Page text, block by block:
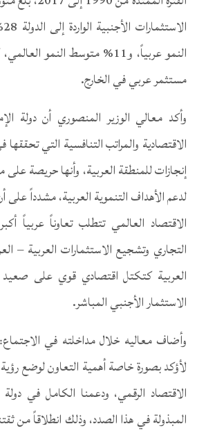
النمو عربياً، و11% متوسط النمو
مستثمر عربي في الخارج.
وأكد معالي الوزير المنصوري أن دولة
الاقتصادية والمراتب التنافسية التي
إنجازات للمنطقة العربية، وأنها حريصة على
لدعم الأهداف التنموية العربية، مشدداً على
الاقتصاد العالمي تتطلب تعاوناً عربياً
التجاري وتشجيع الاستثمارات العربية –
العربية كتكتل اقتصادي قوي على صعيد
الاستثمار الأجنبي المباشر.
وأضاف معاليه خلال مداخلته في
لأؤكد بصورة خاصة أهمية التعاون لوضع
الاقتصاد الرقمي، ودعمنا الكامل في دولة
المبذولة في هذا الصدد، وذلك انطلاقاً من